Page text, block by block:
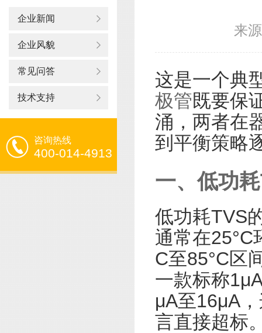
企业新闻
企业风貌
常见问答
技术支持
咨询热线
400-014-4913
来
这是一个典
极管既要保
涌，两者在
到平衡策略
一、低功
低功耗TVS
通常在25°C
C至85°C区
一款标称
μA至16μA
言直接超标